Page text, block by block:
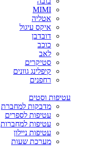
MIMI
אטליה
איקס עיגול
דובדבן
כוכב
לאב
סטיקרים
קיפלינג גוונים
רחפנים
עטיפות וסטים
מדבקות למחברת
עטיפות לספרים
עטיפות למחברות
עטיפות ניילון
מערכת שעות